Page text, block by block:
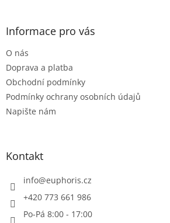
Informace pro vás
O nás
Doprava a platba
Obchodní podmínky
Podmínky ochrany osobních údajů
Napište nám
Kontakt
info@euphoris.cz
+420 773 661 986
Po-Pá 8:00 - 17:00